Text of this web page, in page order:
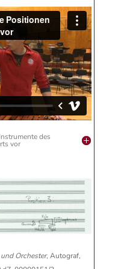
des
vor
Orchester, Autograf,